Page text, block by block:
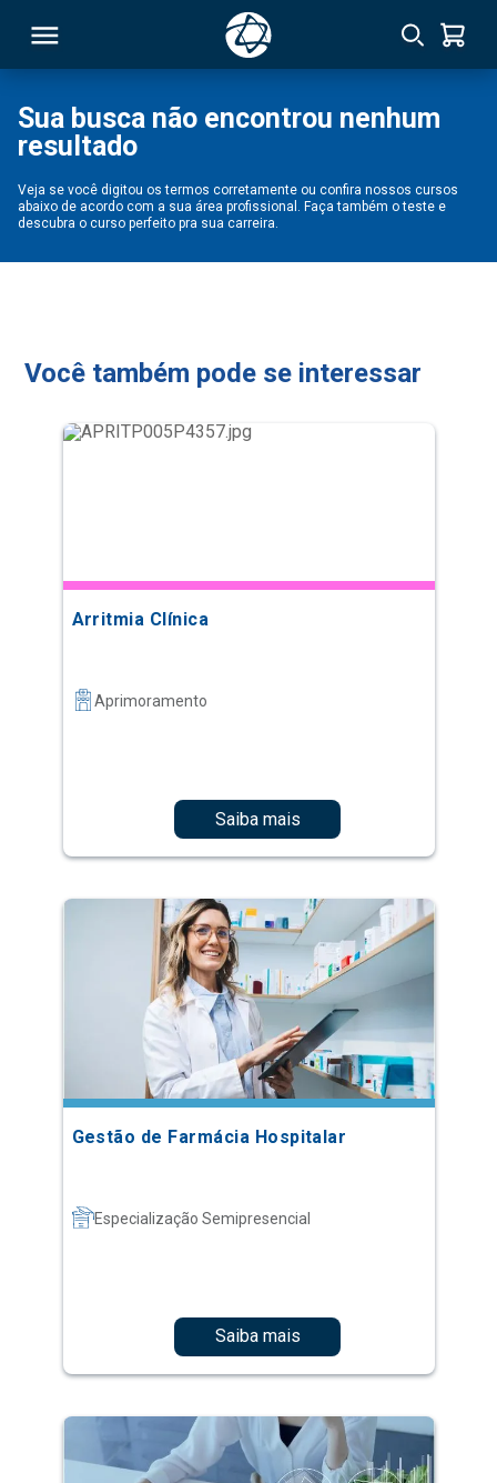
Sua busca não encontrou nenhum
resultado
Veja se você digitou os termos corretamente ou confira nossos cursos
abaixo de acordo com a sua área profissional. Faça também o teste e
descubra o curso perfeito pra sua carreira.
Você também pode se interessar
Arritmia Clínica
Aprimoramento
Saiba mais
Gestão de Farmácia Hospitalar
Especialização Semipresencial
Saiba mais